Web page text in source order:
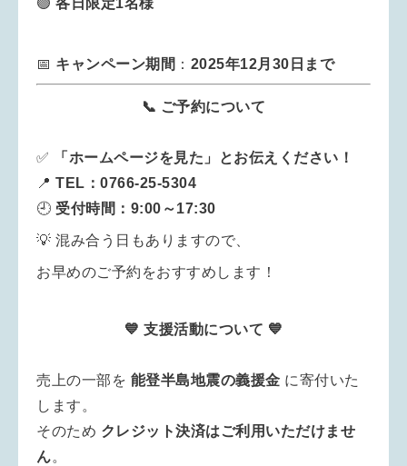
📅 キャンペーン期間 ： 2025年12月30日まで
📞 ご予約について
✅
「ホームページを見た」とお伝えください！
📍 TEL：0766-25-5304
🕘 受付時間：9:00～17:30
💡 混み合う日もありますので、
お早めのご予約をおすすめします！
💙 支援活動について 💙
売上の一部を 能登半島地震の義援金 に寄付いた
します。
そのため クレジット決済はご利用いただけませ
ん。